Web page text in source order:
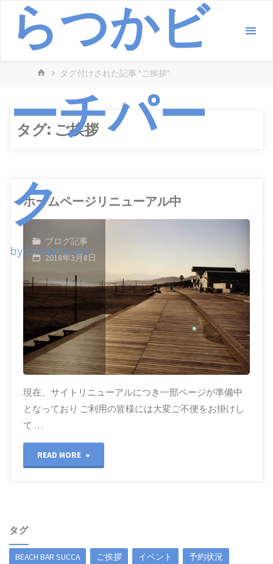
らつかビ
ーチパー
ク
by shonanzoen
ホ
タグ付けされた記事 "ご挨拶"
タグ: ご挨拶
ホームページリニューアル中
ブログ記事
2018年3月8日
現在、サイトリニューアルにつき一部ページが準備中
となっており ご利用の皆様には大変ご不便をお掛けし
て …
READ MORE "ホ
ー
タグ
BEACH BAR SUCCA ご挨拶 イベント 予約状況